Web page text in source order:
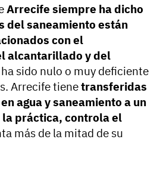
Arrecife siempre ha dicho
del saneamiento están
con el
alcantarillado y del
ha sido nulo o muy deficiente
Arrecife tienetransferidas
agua y saneamiento a un
la práctica, controla el
más de la mitad de su